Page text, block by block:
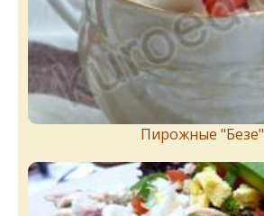
Пирожныe "Бeзe"